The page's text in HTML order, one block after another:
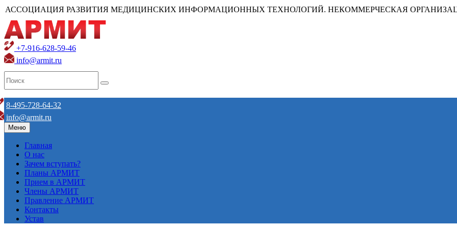
АССОЦИАЦИЯ РАЗВИТИЯ МЕДИЦИНСКИХ ИНФОРМАЦИОННЫХ ТЕХНОЛОГИЙ. НЕКОММЕРЧЕСКАЯ
+7-916-628-59-46
info@armit.ru
8-495-728-64-32
info@armit.ru
Меню
Главная
О нас
Зачем вступать?
Планы АРМИТ
Прием в АРМИТ
Члены АРМИТ
Правление АРМИТ
Контакты
Устав